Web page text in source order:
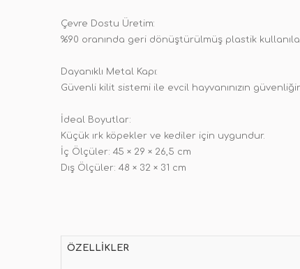
Çevre Dostu Üretim:
%90 oranında geri dönüştürülmüş plastik
Dayanıklı Metal Kapı:
Güvenli kilit sistemi ile evcil hayvanınızın
İdeal Boyutlar:
Küçük ırk köpekler ve kediler için uygundur.
İç Ölçüler: 45 × 29 × 26,5 cm
Dış Ölçüler: 48 × 32 × 31 cm
ÖZELLIKLER